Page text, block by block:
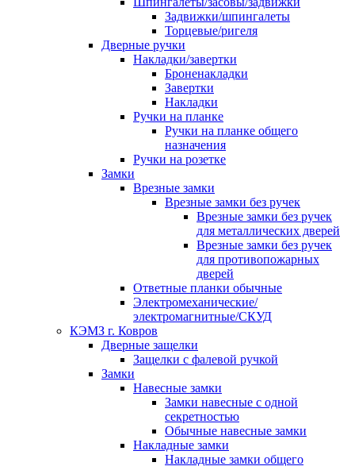
Задвижки/шпингалеты
Торцевые/ригеля
Дверные ручки
Накладки/завертки
Броненакладки
Завертки
Накладки
Ручки на планке
Ручки на планке общего
назначения
Ручки на розетке
Замки
Врезные замки
Врезные замки без ручек
Врезные замки без ручек
для металлических дверей
Врезные замки без ручек
для противопожарных
дверей
Ответные планки обычные
Электромеханические/
электромагнитные/СКУД
КЭМЗ г. Ковров
Дверные защелки
Защелки с фалевой ручкой
Замки
Навесные замки
Замки навесные с одной
секретностью
Обычные навесные замки
Накладные замки
Накладные замки общего